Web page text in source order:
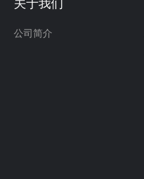
关于我们
公司简介